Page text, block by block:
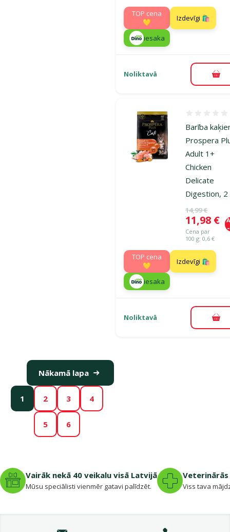
TOP cena
💛
Izdevīgi 🛍️
iesaka
Noliktavā
Barība
Prospera
Adult 1+
Chicken
Delicate
Digestion, 2
Oriģinālā
14,99 €
Cena
11,98 €
Cena par
100 g: 0,6 €
TOP cena
💛
Izdevīgi 🛍️
iesaka
Noliktavā
1 2 3 4
5 6
Nākamā lapa
Vairāk nekā 40 veikalu visā Latvijā
Mūsu speciālisti vienmēr gatavi palīdzēt. Viss tava